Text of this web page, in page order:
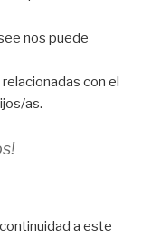
nos puede
con el
as.
a este